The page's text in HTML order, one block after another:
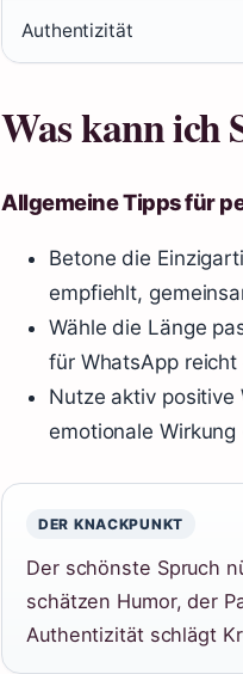
Authentizität
Was kann ich
Allgemeine Tipps für
Betone die
empfiehlt,
Wähle die Länge
für WhatsApp
Nutze aktiv positive
emotionale
DER KNACKPUNKT
Der schönste Spruch
schätzen Humor, der
Authentizität schlägt